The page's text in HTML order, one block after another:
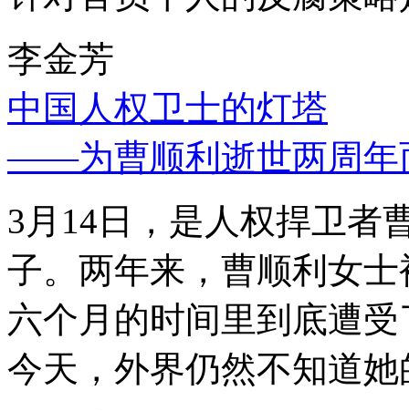
李金芳
中国人权卫士的灯塔
——为曹顺利逝世两周年
3月14日，是人权捍卫者
子。两年来，曹顺利女
六个月的时间里到底遭
今天，外界仍然不知道